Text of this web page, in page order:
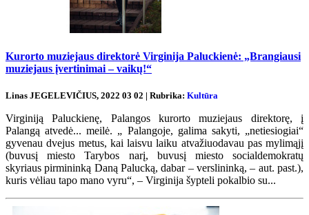
Kurorto muziejaus direktorė Virginija Paluckienė: „Brangiausi
muziejaus įvertinimai – vaikų!“
Linas JEGELEVIČIUS, 2022 03 02 | Rubrika: Kultūra
Virginiją Paluckienę, Palangos kurorto muziejaus direktorę, į
Palangą atvedė... meilė. „ Palangoje, galima sakyti, „netiesiogiai“
gyvenau dvejus metus, kai laisvu laiku atvažiuodavau pas mylimąjį
(buvusį miesto Tarybos narį, buvusį miesto socialdemokratų
skyriaus pirmininką Daną Palucką, dabar – verslininką, – aut. past.),
kuris vėliau tapo mano vyru“, – Virginija šypteli pokalbio su...